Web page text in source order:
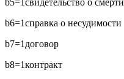
b6=1справка о несудимости
b7=1 договор
b8=1контракт